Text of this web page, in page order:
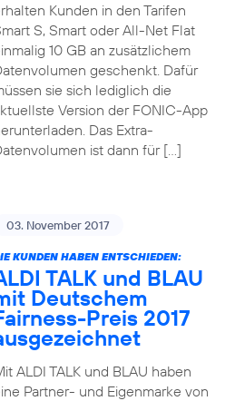
Kunden in den Tarifen
S, Smart oder All-Net Flat
10 GB an zusätzlichem
geschenkt. Dafür
sie sich lediglich die
Version der FONIC-App
Das Extra-
ist dann für […]
03. November 2017
KUNDEN HABEN ENTSCHIEDEN:
TALK und BLAU
Deutschem
Preis 2017
ALDI TALK und BLAU haben
Partner- und Eigenmarke von